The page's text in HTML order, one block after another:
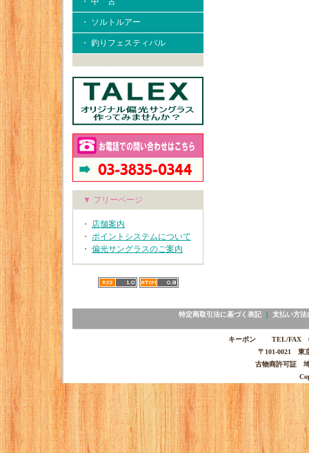
・ ソルトルアー
・ 釣りフェスティバル
▼ フリーページ
・ 店舗案内
・ ポイントシステムについて
・ 偏光サングラスのご案内
特定商取引法に基づく表記｜ 支払い方法
キーポン TEL/FAX
〒101-0021 東
古物商許可証